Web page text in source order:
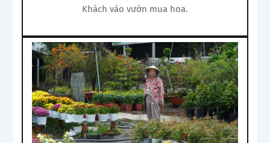
Khách vào vườn mua hoa.